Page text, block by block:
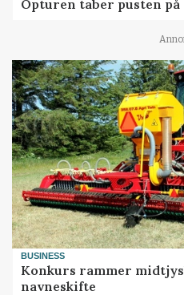
Opturen taber pusten
BUSINESS
Konkurs rammer
navneskifte